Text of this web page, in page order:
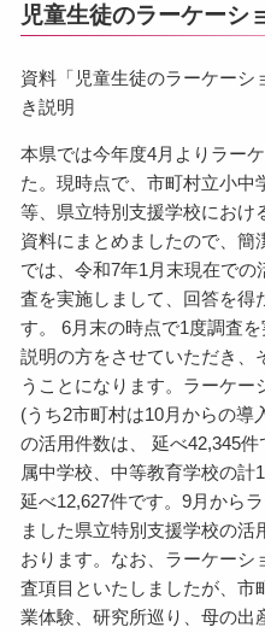
児童生徒のラーケーシ
資料「児童生徒のラーケーシ
き説明
本県では今年度4月よりラー
た。現時点で、市町村立小中
等、県立特別支援学校におけ
資料にまとめましたので、簡
では、令和7年1月末現在で
査を実施しまして、回答を得
す。 6月末の時点で1度調査
説明の方をさせていただき、
うことになります。ラーケー
(うち2市町村は10月からの導
の活用件数は、 延べ42,345
属中学校、中等教育学校の計
延べ12,627件です。9月から
ました県立特別支援学校の活
おります。なお、ラーケーシ
査項目といたしましたが、市
業体験、研究所巡り、母の出